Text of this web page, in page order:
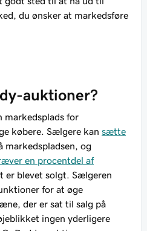
du ønsker at markedsføre
auktioner?
markedsplads for
købere. Sælgere kan sætte
markedspladsen, og
en procentdel af
er blevet solgt. Sælgeren
for at øge
der er sat til salg på
ingen yderligere